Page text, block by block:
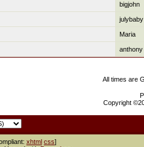
bigjohn
julybaby
Maria
anthony
All times are
Copyright
xhtml css]